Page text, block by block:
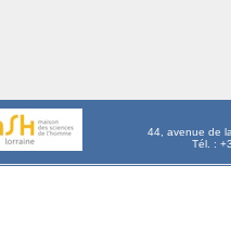
44, avenue de
Tél. :